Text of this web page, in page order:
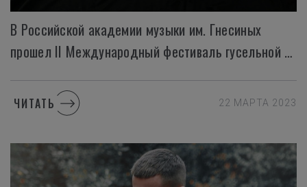
В Российской академии музыки им. Гнесиных
прошел II Международный фестиваль гусельной музыки
ЧИТАТЬ 22 МАРТА 2023